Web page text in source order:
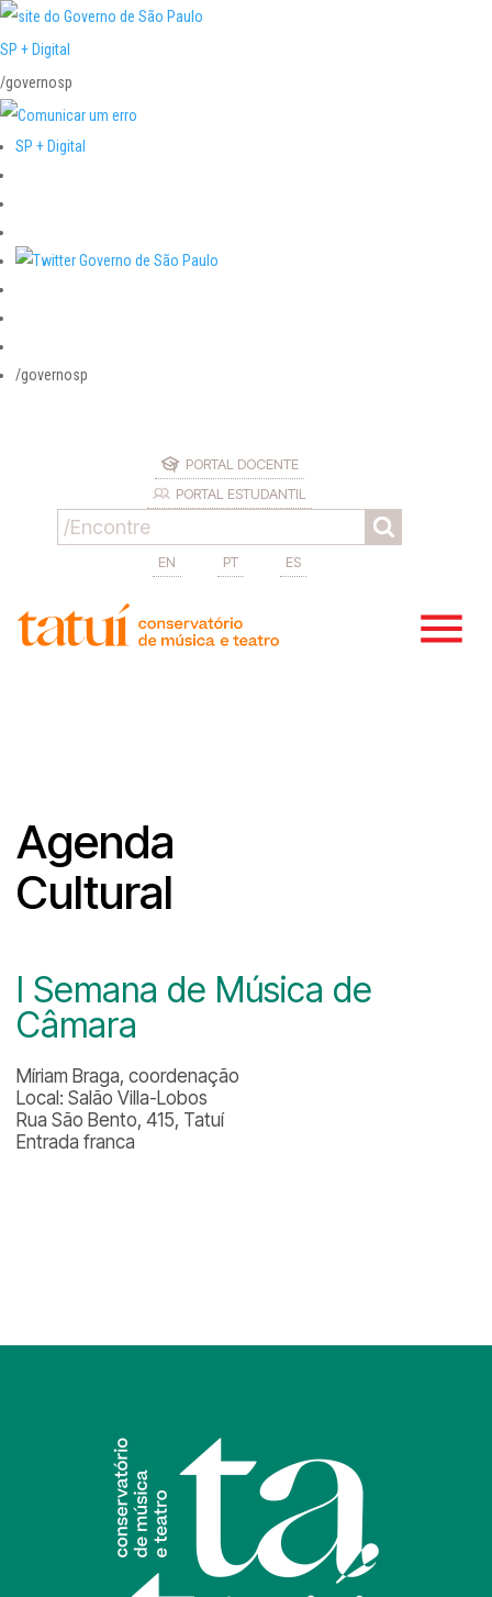
SP + Digital
/governosp
SP + Digital
/governosp
PORTAL DOCENTE
PORTAL ESTUDANTIL
EN PT ES
Agenda
Cultural
I Semana de Música de
Câmara
Míriam Braga, coordenação
Local: Salão Villa-Lobos
Rua São Bento, 415, Tatuí
Entrada franca